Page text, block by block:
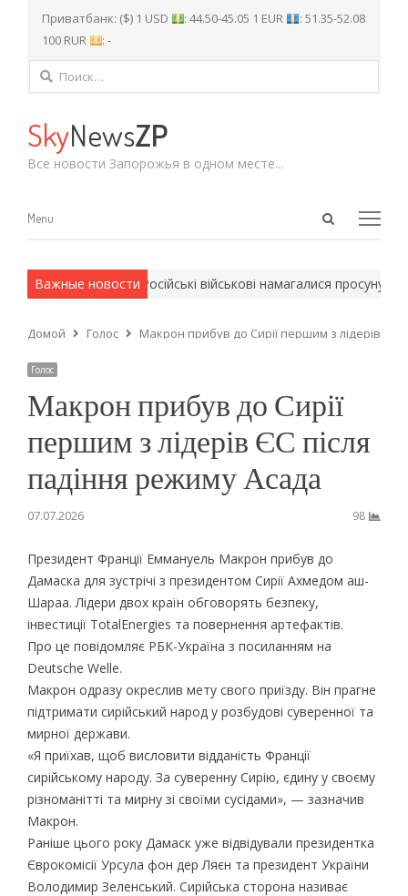
Приватбанк: ($) 1 USD : 44.50-45.05 1 EUR
: 51.35-52.08
100 RUR
: -
Найти:
SkyNewsZP
Все новости Запорожья в одном месте...
Open
Menu
Menu
Важные новости
методы. Російські військові намагалися просунутись
Домой Голос Макрон прибув до Сирії першим з лідерів ЄС
Голос
Макрон прибув до Сирії
першим з лідерів ЄС після
падіння режиму Асада
07.07.2026 98
Президент Франції Еммануель Макрон прибув до
Дамаска для зустрічі з президентом Сирії Ахмедом аш-
Шараа. Лідери двох країн обговорять безпеку,
інвестиції TotalEnergies та повернення артефактів.
Про це повідомляє РБК-Україна з посиланням на
Deutsche Welle.
Макрон одразу окреслив мету свого приїзду. Він прагне
підтримати сирійський народ у розбудові суверенної та
мирної держави.
«Я приїхав, щоб висловити відданість Франції
сирійському народу. За суверенну Сирію, єдину у своєму
різноманітті та мирну зі своїми сусідами», — зазначив
Макрон.
Раніше цього року Дамаск уже відвідували президентка
Єврокомісії Урсула фон дер Ляєн та президент України
Володимир Зеленський. Сирійська сторона називає